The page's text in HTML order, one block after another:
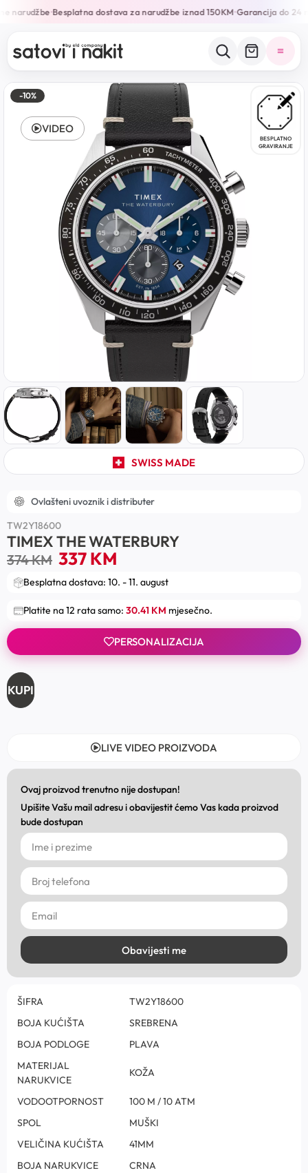
narudžbe•Besplatna dostava za narudžbe iznad 150KM•Garancija do 24
-10%
BESPLATNO
GRAVIRANJE
SWISS MADE
VIDEO
Ovlašteni uvoznik i distributer
TW2Y18600
TIMEX THE WATERBURY
374KM 337KM
Besplatna dostava: 10. - 11. august
Platite na 12 rata samo: 30.41 KM mjesečno.
PERSONALIZACIJA
KUPI
LIVE VIDEO PROIZVODA
Ovaj proizvod trenutno nije dostupan!
Upišite Vašu mail adresu i obavijestit ćemo Vas kada proizvod
bude dostupan
Obavijesti me
ŠIFRA
TW2Y18600
BOJA KUĆIŠTA
SREBRENA
BOJA PODLOGE
PLAVA
MATERIJAL
NARUKVICE
KOŽA
VODOOTPORNOST
100 M / 10 ATM
SPOL
MUŠKI
VELIČINA KUĆIŠTA
41MM
BOJA NARUKVICE
CRNA